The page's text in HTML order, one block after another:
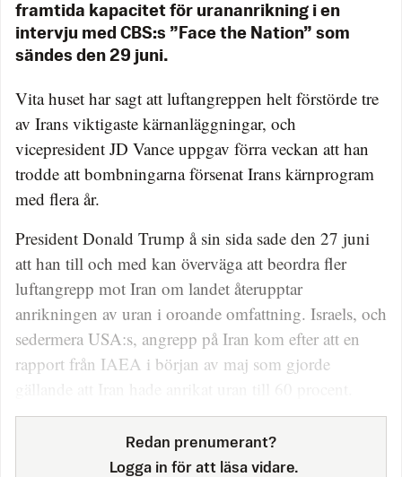
framtida kapacitet för urananrikning i en
intervju med CBS:s ”Face the Nation” som
sändes den 29 juni.
Vita huset har sagt att luftangreppen helt förstörde tre
av Irans viktigaste kärnanläggningar, och
vicepresident JD Vance uppgav förra veckan att han
trodde att bombningarna försenat Irans kärnprogram
med flera år.
President Donald Trump å sin sida sade den 27 juni
att han till och med kan överväga att beordra fler
luftangrepp mot Iran om landet återupptar
anrikningen av uran i oroande omfattning. Israels, och
sedermera USA:s, angrepp på Iran kom efter att en
rapport från IAEA i början av maj som gjorde
gällande att Iran hade anrikat uran till 60 procent.
Redan prenumerant?
Logga in för att läsa vidare.